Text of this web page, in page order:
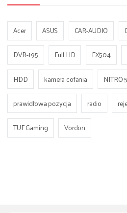
Acer ASUS CAR-AUDIO
DVR-195
Full HD FX504
HDD
kamera cofania NITRO 5
prawidłowa pozycja
radio
TUF Gaming
Vordon